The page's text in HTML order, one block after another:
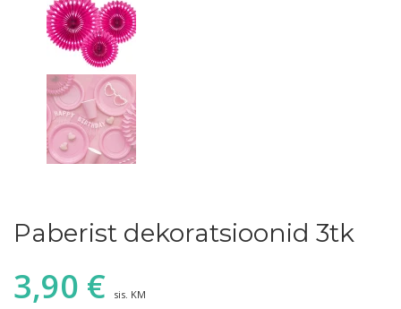
Paberist dekoratsioonid 3tk
3,90 € sis. KM